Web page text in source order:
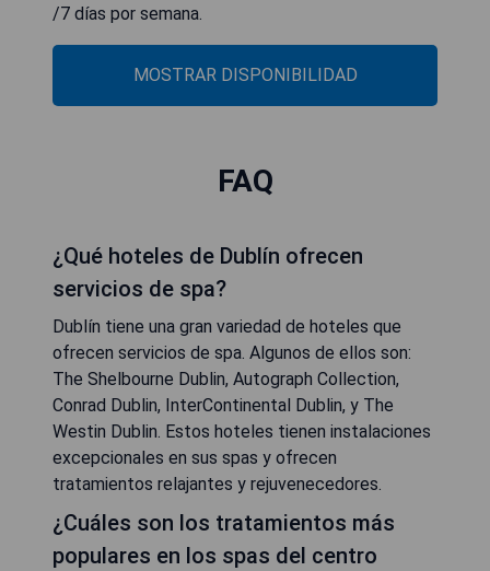
/7 días por semana.
MOSTRAR DISPONIBILIDAD
FAQ
¿Qué hoteles de Dublín ofrecen
servicios de spa?
Dublín tiene una gran variedad de hoteles que
ofrecen servicios de spa. Algunos de ellos son:
The Shelbourne Dublin, Autograph Collection,
Conrad Dublin, InterContinental Dublin, y The
Westin Dublin. Estos hoteles tienen instalaciones
excepcionales en sus spas y ofrecen
tratamientos relajantes y rejuvenecedores.
¿Cuáles son los tratamientos más
populares en los spas del centro